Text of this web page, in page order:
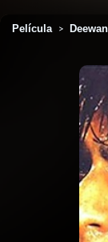
Película >